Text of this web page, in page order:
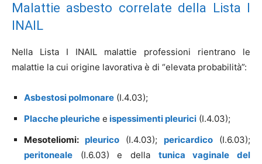
Malattie asbesto correlate della Lista I
INAIL
Nella Lista I INAIL malattie professioni rientrano le
malattie la cui origine lavorativa è di “elevata probabilità”:
Asbestosi polmonare (I.4.03);
Placche pleuriche e ispessimenti pleurici (I.4.03);
Mesoteliomi: pleurico (I.4.03); pericardico (I.6.03);
peritoneale (I.6.03) e della tunica vaginale del